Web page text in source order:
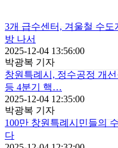
3개 급수센터, 겨울철 수도
방 나서
2025-12-04 13:56:00
박광복 기자
창원특례시, 정수공정 개
등 4분기 핵…
2025-12-04 12:35:00
박광복 기자
100만 창원특례시민들의
다